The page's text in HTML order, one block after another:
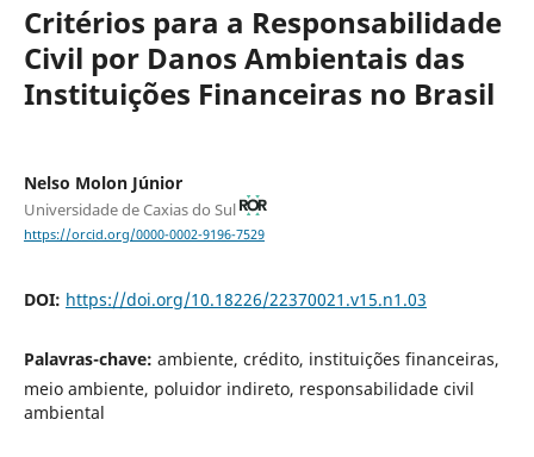
Critérios para a Responsabilidade
Civil por Danos Ambientais das
Instituições Financeiras no Brasil
Nelso Molon Júnior
Universidade de Caxias do Sul
https://orcid.org/0000-0002-9196-7529
DOI: https://doi.org/10.18226/22370021.v15.n1.03
Palavras-chave: ambiente, crédito, instituições financeiras,
meio ambiente, poluidor indireto, responsabilidade civil
ambiental